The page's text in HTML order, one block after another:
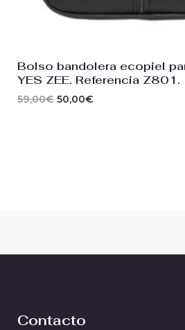
Bolso bandolera ecopiel
YES ZEE. Referencia Z801.
59,00€ 50,00€
Contacto